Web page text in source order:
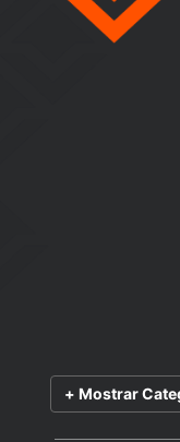
+ Mostrar